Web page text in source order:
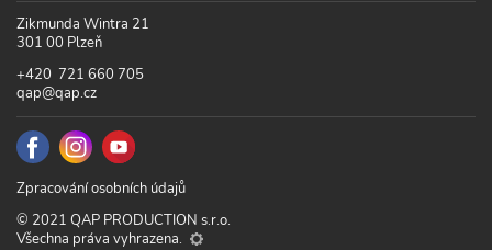
Zikmunda Wintra 21
301 00 Plzeň
+420 721 660 705
qap@qap.cz
Zpracování osobních údajů
© 2021 QAP PRODUCTION s.r.o.
Všechna práva vyhrazena.